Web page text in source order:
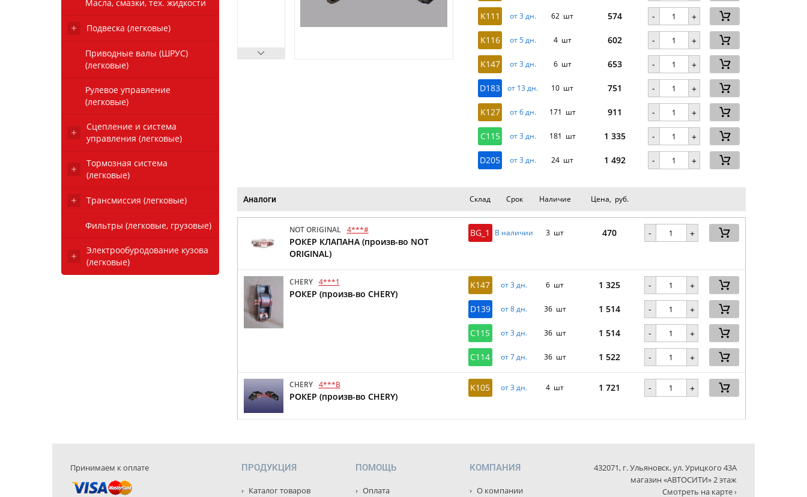
Масла, смазки, тех. жидкости
Подвеска (легковые)
Приводные валы (ШРУС)
(легковые)
Рулевое управление
(легковые)
Сцепление и система
управления (легковые)
Тормозная система
(легковые)
Трансмиссия (легковые)
Фильтры (легковые, грузовые)
Электрообуродование кузова
(легковые)
K111 от 3 дн. 62 шт 574 - +
K116 от 5 дн. 4 шт 602 - +
K147 от 3 дн. 6 шт 653 - +
D183 от 13 дн. 10 шт 751 - +
K127 от 6 дн. 171 шт 911 - +
C115 от 3 дн. 181 шт 1 335 - +
D205 от 3 дн. 24 шт 1 492 - +
Аналоги Склад Срок Наличие Цена, руб.
NOT ORIGINAL 4***#
РОКЕР КЛАПАНА (произв-во NOT
ORIGINAL)
BG_1 В наличии 3 шт 470 - +
CHERY 4***1
РОКЕР (произв-во CHERY)
K147 от 3 дн. 6 шт 1 325 - +
D139 от 8 дн. 36 шт 1 514 - +
C115 от 3 дн. 36 шт 1 514 - +
C114 от 7 дн. 36 шт 1 522 - +
CHERY 4***B
РОКЕР (произв-во CHERY)
K105 от 3 дн. 4 шт 1 721 - +
Принимаем к оплате ПРОДУКЦИЯ
Каталог товаров
ПОМОЩЬ
Оплата
КОМПАНИЯ
О компании
432071, г. Ульяновск, ул. Урицкого 43А
магазин «АВТОСИТИ» 2 этаж
Смотреть на карте ›